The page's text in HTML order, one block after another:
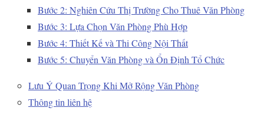
Bước 2: Nghiên Cứu Thị Trường Cho Thuê Văn Phòng
Bước 3: Lựa Chọn Văn Phòng Phù Hợp
Bước 4: Thiết Kế và Thi Công Nội Thất
Bước 5: Chuyển Văn Phòng và Ổn Định Tổ Chức
Lưu Ý Quan Trọng Khi Mở Rộng Văn Phòng
Thông tin liên hệ